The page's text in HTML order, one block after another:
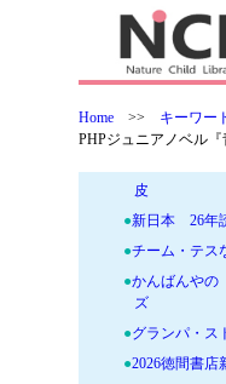
Home >> キーワー
PHPジュニアノベル
にやってきた
●コロコロよみ
●2025年新刊中
●2025年新刊中
ト
●見た目レン
皮
●新日本 26年
●チーム・テス
●かんばんや
ズ
●グランパ・ス
●2026徳間書